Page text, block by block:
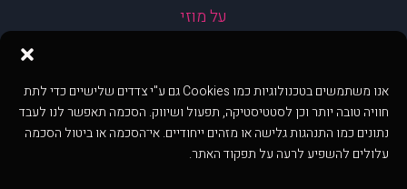
אנו משתמשים בטכנולוגיות כמו Cookies גם ע"י צדדים שלישיים כדי לתת
חוויה טובה יותר וכן לסטטיסטיקה, תפעול ושיווק. הסכמה תאפשר לנו לעבד
נתונים כמו התנהגות גלישה או מזהים ייחודיים. אי־הסכמה או ביטול הסכמה
עלולים להשפיע לרעה על תפקוד האתר.
על מוזי